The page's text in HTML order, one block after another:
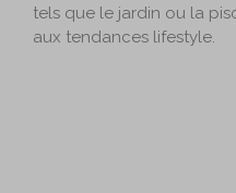
tels que le jardin ou la
aux tendances lifestyle.